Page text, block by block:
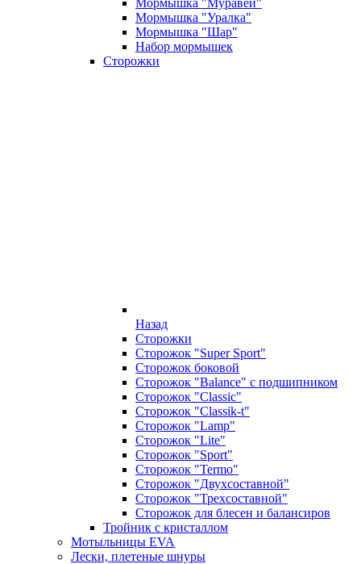
Мормышка "Муравей"
Мормышка "Уралка"
Мормышка "Шар"
Набор мормышек
Сторожки
Назад
Сторожки
Сторожок "Super Sport"
Сторожок боковой
Сторожок "Balance" с подшипником
Сторожок "Classic"
Сторожок "Classik-t"
Сторожок "Lamp"
Сторожок "Lite"
Сторожок "Sport"
Сторожок "Termo"
Сторожок "Двухсоставной"
Сторожок "Трехсоставной"
Сторожок для блесен и балансиров
Тройник с кристаллом
Мотыльницы EVA
Лески, плетеные шнуры